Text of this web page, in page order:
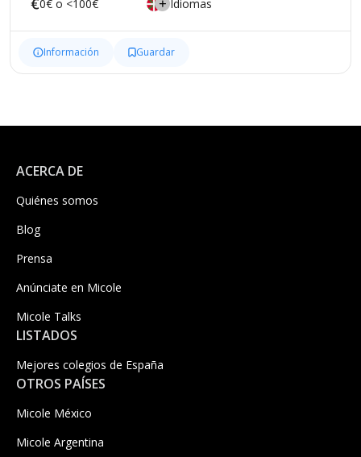
0€ o <100€
Idiomas
Información Guardar
ACERCA DE
Quiénes somos
Blog
Prensa
Anúnciate en Micole
Micole Talks
LISTADOS
Mejores colegios de España
OTROS PAÍSES
Micole México
Micole Argentina